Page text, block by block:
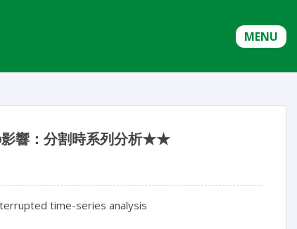
MENU
影響：分割時系列分析★★
time-series analysis